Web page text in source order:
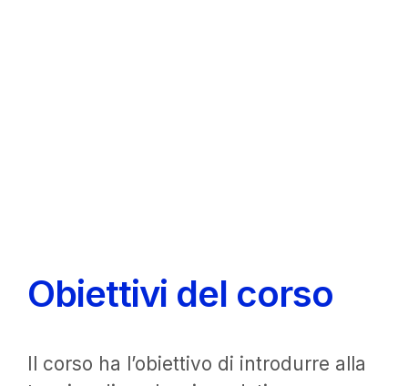
Obiettivi del corso
Il corso ha l’obiettivo di introdurre alla